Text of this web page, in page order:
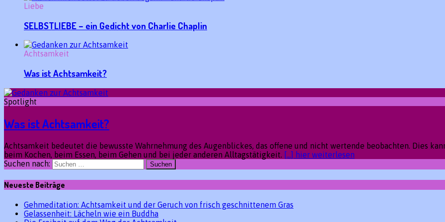
Liebe
SELBSTLIEBE – ein Gedicht von Charlie Chaplin
Achtsamkeit
Was ist Achtsamkeit?
Spotlight
Was ist Achtsamkeit?
Achtsamkeit bedeutet die bewusste Wahrnehmung des Augenblickes, das offene und nicht wertende beobachten. Dies
beim Kochen, beim Essen, beim Gehen und bei jeder anderen Alltagstätigkeit.
[...] hier weiterlesen
Suchen nach:
Neueste Beiträge
Gehmeditation: Achtsamkeit und der Geruch von frisch geschnittenem Gras
Gelassenheit: Lächeln wie ein Buddha